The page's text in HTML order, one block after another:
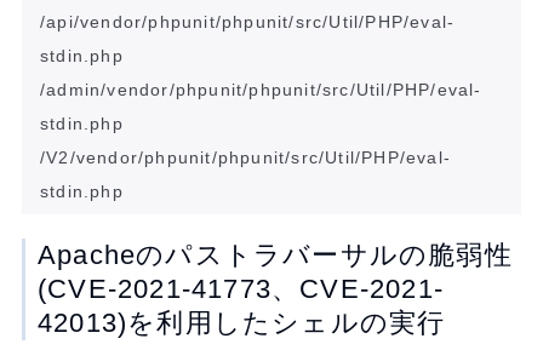
/api/vendor/phpunit/phpunit/src/Util/PHP/eval-
stdin.php
/admin/vendor/phpunit/phpunit/src/Util/PHP/eval-
stdin.php
/V2/vendor/phpunit/phpunit/src/Util/PHP/eval-
Apacheのパストラバーサルの脆弱性
(CVE-2021-41773、CVE-2021-
42013)を利用したシェルの実行